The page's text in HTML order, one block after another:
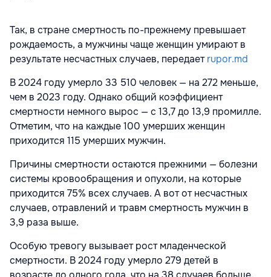
Так, в стране смертность по-прежнему превышает
рождаемость, а мужчины чаще женщин умирают в
результате несчастных случаев, передаетrupor.md
В 2024 году умерло 33 510 человек — на 272 меньше,
чем в 2023 году. Однако общий коэффициент
смертности немного вырос — с 13,7 до 13,9 промилле.
Отметим, что на каждые 100 умерших женщин
приходится 115 умерших мужчин.
Причины смертности остаются прежними — болезни
системы кровообращения и опухоли, на которые
приходится 75% всех случаев. А вот от несчастных
случаев, отравлений и травм смертность мужчин в
3,9 раза выше.
Особую тревогу вызывает рост младенческой
смертности. В 2024 году умерло 279 детей в